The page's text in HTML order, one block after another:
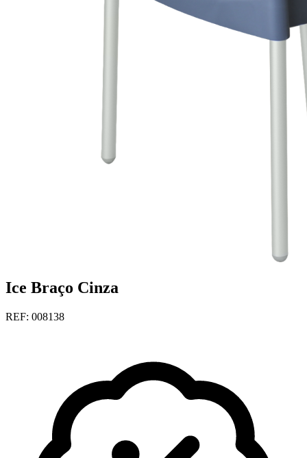
Ice Braço Cinza
REF: 008138